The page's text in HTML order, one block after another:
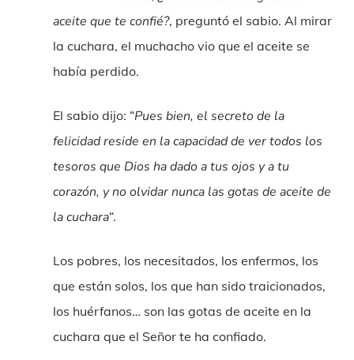
aceite que te confié?, preguntó el sabio. Al mirar
la cuchara, el muchacho vio que el aceite se
había perdido.
El sabio dijo: “Pues bien, el secreto de la
felicidad reside en la capacidad de ver todos los
tesoros que Dios ha dado a tus ojos y a tu
corazón, y no olvidar nunca las gotas de aceite de
la cuchara“.
Los pobres, los necesitados, los enfermos, los
que están solos, los que han sido traicionados,
los huérfanos… son las gotas de aceite en la
cuchara que el Señor te ha confiado.